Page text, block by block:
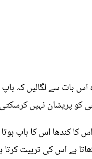
اس بات سے لگالیں کہ
کو پریشان نہیں
کندھا اس کا باپ
ہے اس کی تربیت کرتا